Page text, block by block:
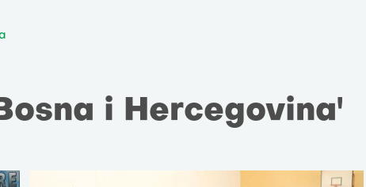
i Hercegovina'